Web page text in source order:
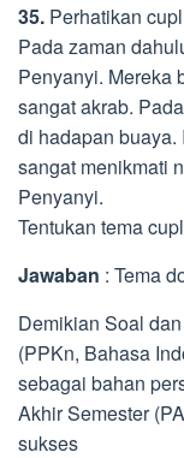
35. Perhatikan
Pada zaman
Penyanyi. Mereka
sangat akrab.
di hadapan
sangat menikmati
Penyanyi.
Tentukan tema
Jawaban : Tema
Demikian Soal
(PPKn, Bahasa
sebagai bahan
Akhir Semester
sukses